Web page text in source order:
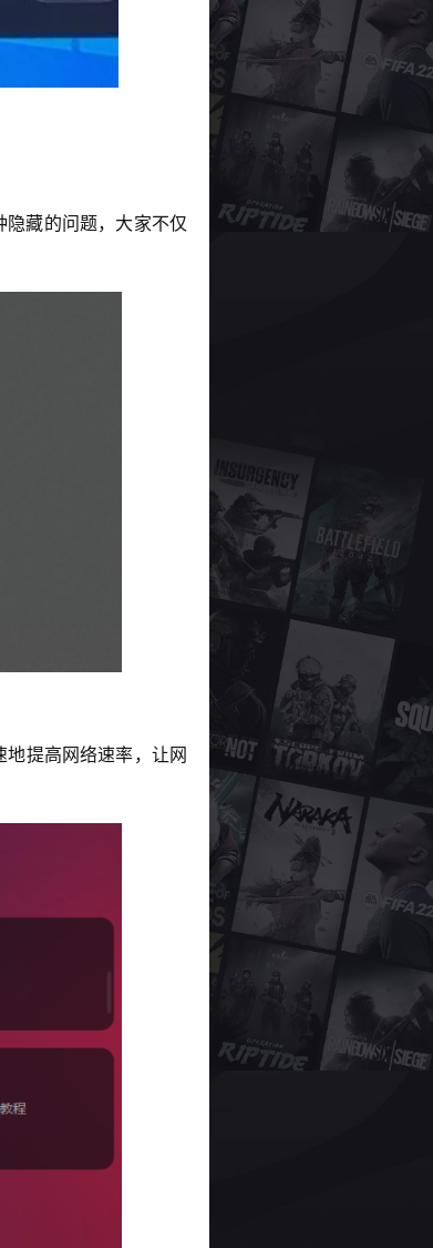
藏的问题，大家不仅
提高网络速率，让网